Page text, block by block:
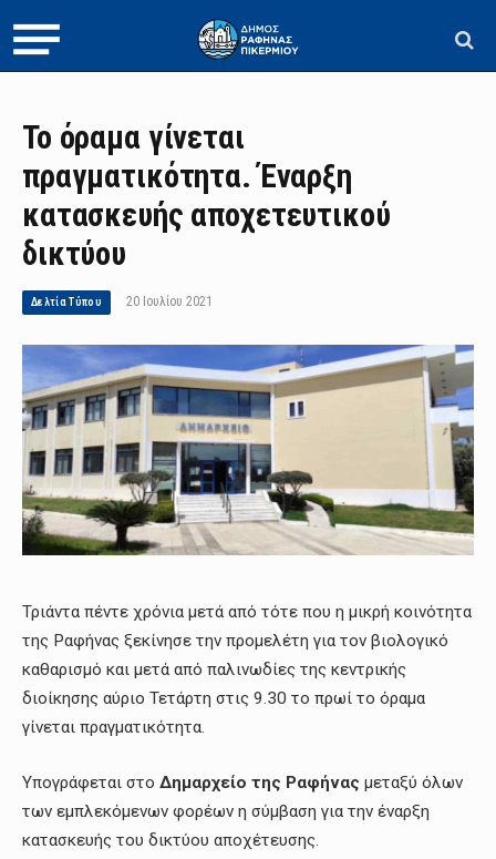
Το όραμα γίνεται
πραγματικότητα. Έναρξη
κατασκευής αποχετευτικού
δικτύου
Δελτία Τύπου 20 Ιουλίου 2021
Τριάντα πέντε χρόνια μετά από τότε που η μικρή κοινότητα
της Ραφήνας ξεκίνησε την προμελέτη για τον βιολογικό
καθαρισμό και μετά από παλινωδίες της κεντρικής
διοίκησης αύριο Τετάρτη στις 9.30 το πρωί το όραμα
γίνεται πραγματικότητα.
Υπογράφεται στο Δημαρχείο της Ραφήνας μεταξύ όλων
των εμπλεκόμενων φορέων η σύμβαση για την έναρξη
κατασκευής του δικτύου αποχέτευσης.